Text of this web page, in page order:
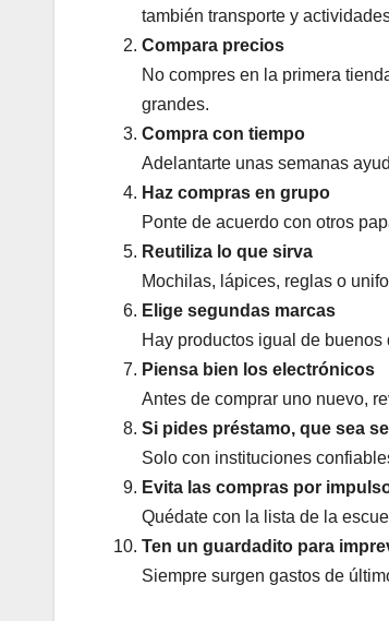
también transporte y
Compara precios
No compres en la primera
grandes.
Compra con tiempo
Adelantarte unas semanas
Haz compras en grupo
Ponte de acuerdo con otros
Reutiliza lo que sirva
Mochilas, lápices, reglas o
Elige segundas marcas
Hay productos igual de buenos
Piensa bien los electrónicos
Antes de comprar uno nuevo,
Si pides préstamo, que sea
Solo con instituciones
Evita las compras por
Quédate con la lista de la
Ten un guardadito para
Siempre surgen gastos de